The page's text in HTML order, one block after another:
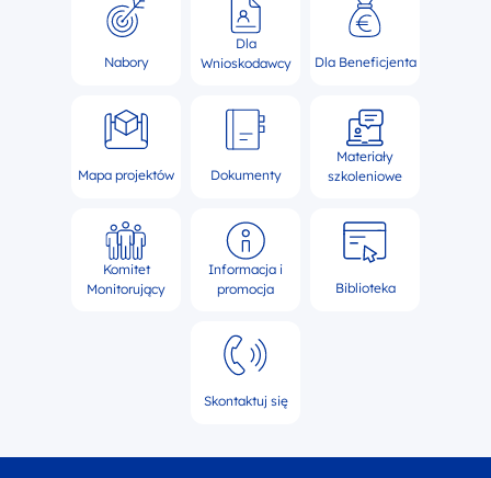
Nabory
Dla
Wnioskodawcy
Dla Beneficjenta
Mapa projektów Dokumenty
Materiały
szkoleniowe
Komitet
Monitorujący
Informacja i
promocja
Biblioteka
Skontaktuj się